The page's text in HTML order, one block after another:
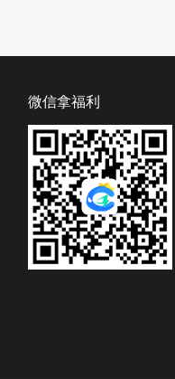
微信拿福利